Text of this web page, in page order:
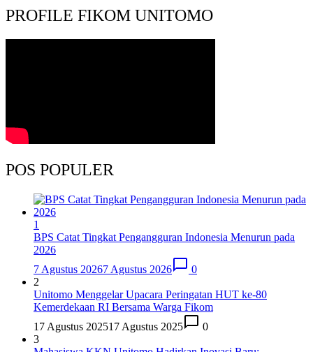
PROFILE FIKOM UNITOMO
POS POPULER
1
BPS Catat Tingkat Pengangguran Indonesia Menurun pada
2026
7 Agustus 20267 Agustus 2026
0
2
Unitomo Menggelar Upacara Peringatan HUT ke-80
Kemerdekaan RI Bersama Warga Fikom
17 Agustus 202517 Agustus 2025
0
3